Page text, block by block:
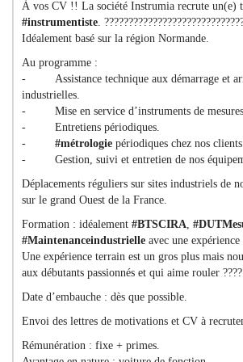
À vos CV !! La société Instrumia recrute un(e)
#instrumentiste.
Idéalement basé sur la région Normande.
Au programme :
- Assistance technique aux démarrage et
industrielles.
- Mise en service d’instruments de mesures
- Entretiens périodiques.
- #métrologie périodiques chez nos
- Gestion, suivi et entretien de nos
Déplacements réguliers sur sites industriels de
sur le grand Ouest de la France.
Formation : idéalement #BTSCIRA,
#Maintenanceindustrielle avec une
Une expérience terrain est un gros plus mais
aux débutants passionnés et qui aime rouler
Date d’embauche : dès que possible.
Envoi des lettres de motivations et CV à
Rémunération : fixe + primes.